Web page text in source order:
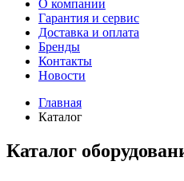
О компании
Гарантия и сервис
Доставка и оплата
Бренды
Контакты
Новости
Главная
Каталог
Каталог